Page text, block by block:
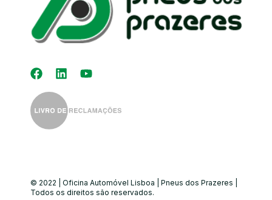
© 2022 | Oficina Automóvel Lisboa | Pneus dos Prazeres |
Todos os direitos são reservados.
Kit Distribuição
Diagnóstico